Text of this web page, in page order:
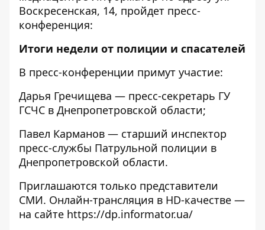
Воскресенская, 14, пройдет пресс-
конференция:
Итоги недели от полиции и спасателей
В пресс-конференции примут участие:
Дарья Гречищева — пресс-секретарь ГУ
ГСЧС в Днепропетровской области;
Павел Карманов — старший инспектор
пресс-службы Патрульной полиции в
Днепропетровской области.
Приглашаются только представители
СМИ. Онлайн-трансляция в HD-качестве —
на сайте https://dp.informator.ua/